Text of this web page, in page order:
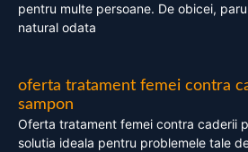
pentru multe persoane. De obicei,
natural odata
oferta tratament femei contra
sampon
Oferta tratament femei contra caderii
solutia ideala pentru problemele tale